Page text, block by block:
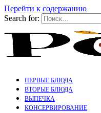
Перейти к содержанию
Search for:
ПЕРВЫЕ БЛЮДА
ВТОРЫЕ БЛЮДА
ВЫПЕЧКА
КОНСЕРВИРОВАНИЕ